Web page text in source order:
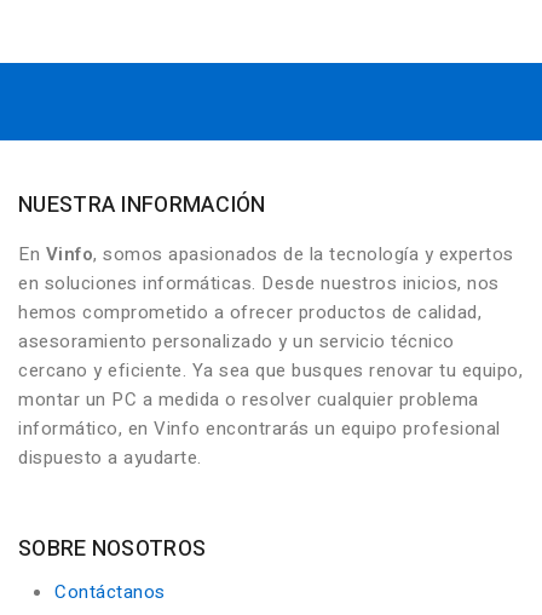
NUESTRA INFORMACIÓN
En Vinfo, somos apasionados de la tecnología y expertos
en soluciones informáticas. Desde nuestros inicios, nos
hemos comprometido a ofrecer productos de calidad,
asesoramiento personalizado y un servicio técnico
cercano y eficiente. Ya sea que busques renovar tu equipo,
montar un PC a medida o resolver cualquier problema
informático, en Vinfo encontrarás un equipo profesional
dispuesto a ayudarte.
SOBRE NOSOTROS
Contáctanos